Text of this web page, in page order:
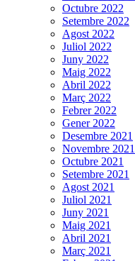
Octubre 2022
Setembre 2022
Agost 2022
Juliol 2022
Juny 2022
Maig 2022
Abril 2022
Març 2022
Febrer 2022
Gener 2022
Desembre 2021
Novembre 2021
Octubre 2021
Setembre 2021
Agost 2021
Juliol 2021
Juny 2021
Maig 2021
Abril 2021
Març 2021